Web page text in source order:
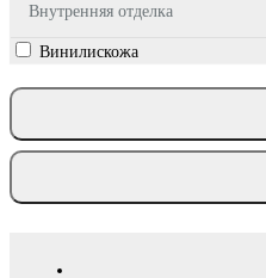
Внутренняя отделка
Винилискожа